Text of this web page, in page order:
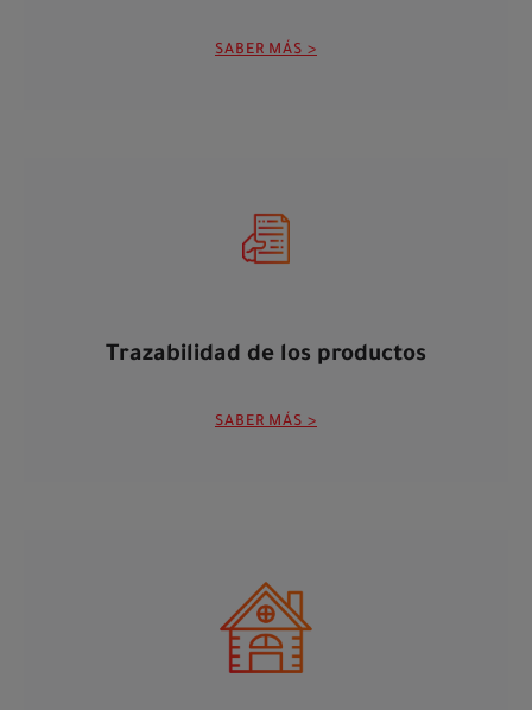
SABER MÁS >
Trazabilidad de los productos
SABER MÁS >